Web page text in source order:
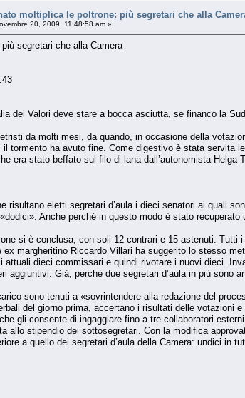
moltiplica le poltrone: più segretari che alla
20, 2009, 11:48:58 am »
segretari che alla Camera
dei Valori deve stare a bocca asciutta, se financo la
da molti mesi, da quando, in occasione della
tormento ha avuto fine. Come digestivo è stata servita
era stato beffato sul filo di lana dall’autonomista Helga
risultano eletti segretari d’aula i dieci senatori ai quali
Anche perché in questo modo è stato recuperato
si è conclusa, con soli 12 contrari e 15 astenuti.
margheritino Riccardo Villari ha suggerito lo stesso
attuali dieci commissari e quindi rivotare i nuovi dieci.
aggiuntivi. Già, perché due segretari d’aula in più sono
sono tenuti a «sovrintendere alla redazione del
del giorno prima, accertano i risultati delle
gli consente di ingaggiare fino a tre collaboratori
allo stipendio dei sottosegretari. Con la modifica
a quello dei segretari d’aula della Camera: undici in